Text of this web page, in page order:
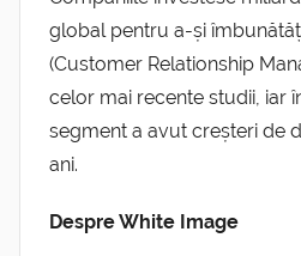
global pentru a-și
(Customer Relationship
celor mai recente studii, iar
segment a avut creșteri de
ani.
Despre White Image